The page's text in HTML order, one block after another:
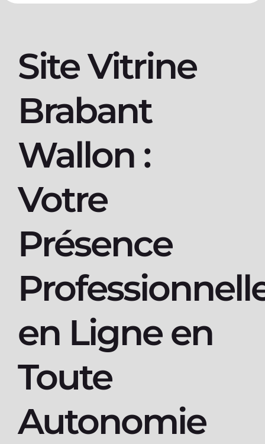
Site Vitrine
Brabant
Wallon :
Votre
Présence
en Ligne en
Toute
Autonomie